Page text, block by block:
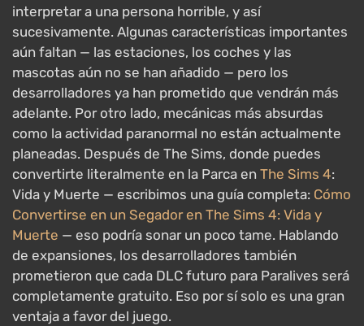
interpretar a una persona horrible, y así
sucesivamente. Algunas características importantes
aún faltan — las estaciones, los coches y las
mascotas aún no se han añadido — pero los
desarrolladores ya han prometido que vendrán más
adelante. Por otro lado, mecánicas más absurdas
como la actividad paranormal no están actualmente
planeadas. Después de The Sims, donde puedes
convertirte literalmente en la Parca en The Sims 4:
Vida y Muerte — escribimos una guía completa: Cómo
Convertirse en un Segador en The Sims 4: Vida y
Muerte — eso podría sonar un poco tame. Hablando
de expansiones, los desarrolladores también
prometieron que cada DLC futuro para Paralives será
completamente gratuito. Eso por sí solo es una gran
ventaja a favor del juego.